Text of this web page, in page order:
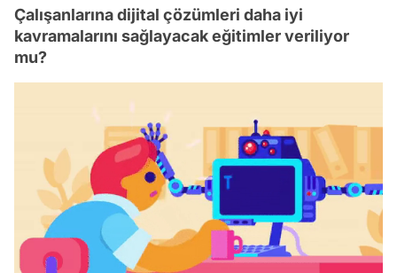
Çalışanlarına dijital çözümleri daha iyi
kavramalarını sağlayacak eğitimler veriliyor
mu?